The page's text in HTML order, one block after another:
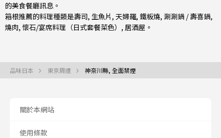
的美食餐廳訊息。
箱根推薦的料理種類是壽司, 生魚片 , 天婦羅, 鐵板燒, 涮涮鍋 / 壽喜鍋,
燒肉, 懷石/宴席料理（日式套餐菜色） , 居酒屋 。
品味日本 東京周遭 神奈川縣, 全面禁煙
關於本網站
使用條款